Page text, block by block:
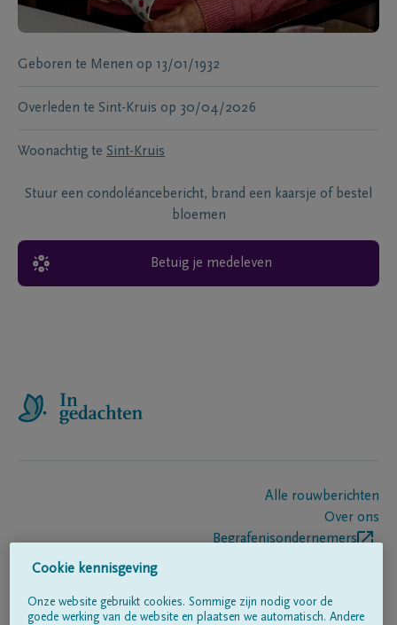
Geboren te Menen op 13/01/1932
Overleden te Sint-Kruis op 30/04/2026
Woonachtig te Sint-Kruis
Stuur een condoléancebericht, brand een kaarsje of bestel
bloemen
Betuig je medeleven
Alle rouwberichten
Over ons
Begrafenisondernemers
Cookie kennisgeving
Onze website gebruikt cookies. Sommige zijn nodig voor de
goede werking van de website en plaatsen we automatisch. Andere